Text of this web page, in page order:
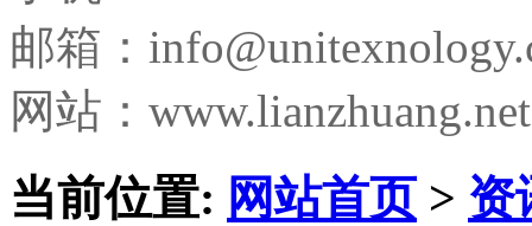
邮箱：
网站：www.lianzhuang.net
当前位置: 网站首页> 资